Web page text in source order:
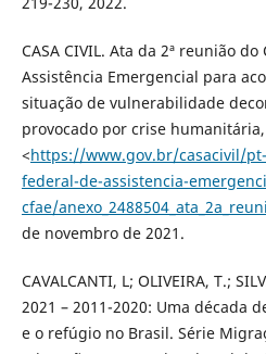
CASA CIVIL. Ata da 2ª reunião
Assistência Emergencial para
situação de vulnerabilidade
provocado por crise
<https://www.gov.br/casacivil/
federal-de-assistencia-
cfae/
de novembro de 2021.
CAVALCANTI, L; OLIVEIRA, T.;
2021 – 2011-2020: Uma década
e o refúgio no Brasil. Série